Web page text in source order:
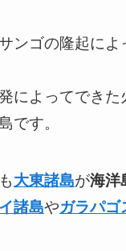
ンゴの隆起によ
によってできた
です。
大東諸島が海洋
諸島やガラパゴ